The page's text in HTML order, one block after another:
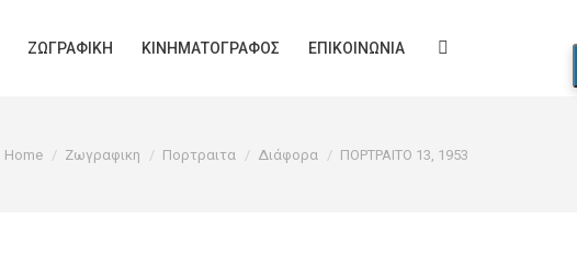
ΖΩΓΡΑΦΙΚΉ ΚΙΝΗΜΑΤΟΓΡΆΦΟΣ ΕΠΙΚΟΙΝΩΝΊΑ Search:
You are here:
Home Ζωγραφικη Πορτραιτα Διάφορα ΠΟΡΤΡΑΙΤΟ 13, 1953